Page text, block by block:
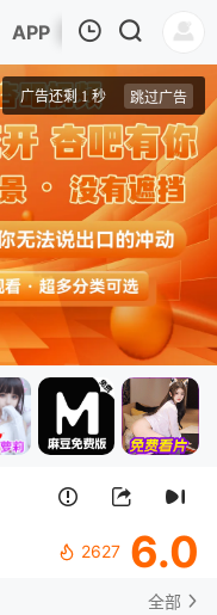
APP
第01集
2627 6.0
全部